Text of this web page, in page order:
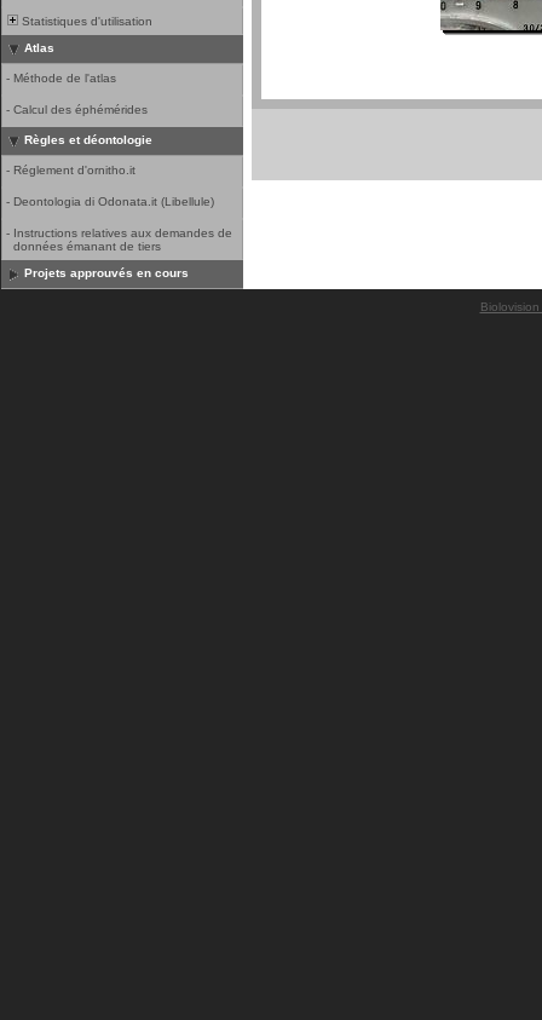
Statistiques d'utilisation
Atlas
- Méthode de l'atlas
- Calcul des éphémérides
Règles et déontologie
- Réglement d'ornitho.it
- Deontologia di Odonata.it (Libellule)
- Instructions relatives aux demandes de
données émanant de tiers
Projets approuvés en cours
Biolovision